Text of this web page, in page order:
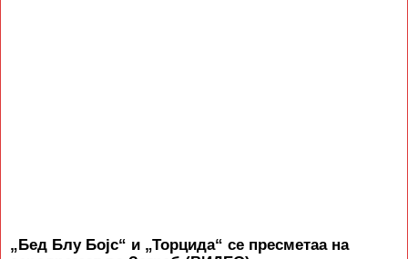
„Бед Блу Бојс“ и „Торцида“ се пресметаа на